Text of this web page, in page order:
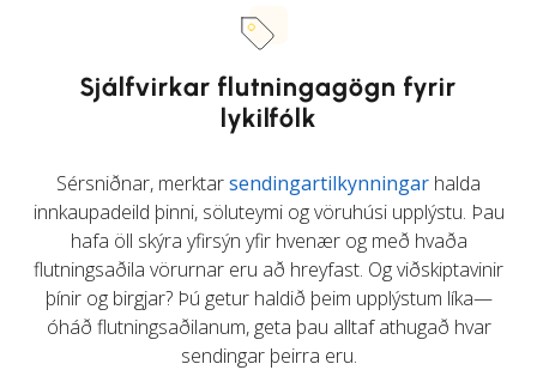
Sjálfvirkar flutningagögn fyrir
lykilfólk
Sérsniðnar, merktarsendingartilkynningar halda
innkaupadeild þinni, söluteymi og vöruhúsi upplýstu. Þau
hafa öll skýra yfirsýn yfir hvenær og með hvaða
flutningsaðila vörurnar eru að hreyfast. Og viðskiptavinir
þínir og birgjar? Þú getur haldið þeim upplýstum líka—
óháð flutningsaðilanum, geta þau alltaf athugað hvar
sendingar þeirra eru.